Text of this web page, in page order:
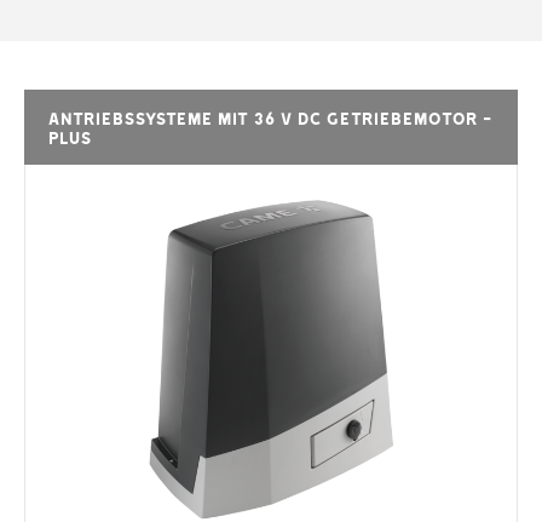
Antriebssysteme mit 36 V DC Getriebemotor -
PLUS